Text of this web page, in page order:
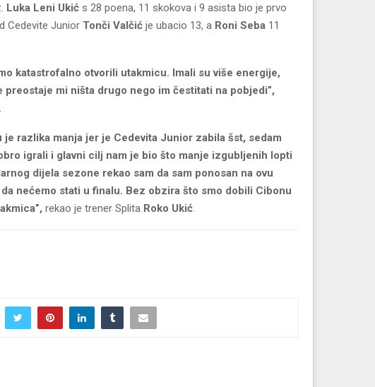
Luka Leni Ukić s 28 poena, 11 skokova i 9 asista bio je prvo
Cedevite Junior Tonči Valčić je ubacio 13, a Roni Seba 11
katastrofalno otvorili utakmicu. Imali su više energije,
mi ništa drugo nego im čestitati na pobjedi”,
razlika manja jer je Cedevita Junior zabila šst, sedam
igrali i glavni cilj nam je bio što manje izgubljenih lopti
dijela sezone rekao sam da sam ponosan na ovu
nećemo stati u finalu. Bez obzira što smo dobili Cibonu
rekao je trener Splita Roko Ukić